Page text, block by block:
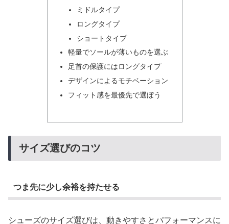
ミドルタイプ
ロングタイプ
ショートタイプ
軽量でソールが薄いものを選ぶ
足首の保護にはロングタイプ
デザインによるモチベーション
フィット感を最優先で選ぼう
サイズ選びのコツ
つま先に少し余裕を持たせる
シューズのサイズ選びは、動きやすさとパフォーマンスに